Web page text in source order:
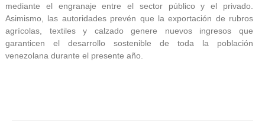
mediante el engranaje entre el sector público y el privado.
Asimismo, las autoridades prevén que la exportación de rubros
agrícolas, textiles y calzado genere nuevos ingresos que
garanticen el desarrollo sostenible de toda la población
venezolana durante el presente año.